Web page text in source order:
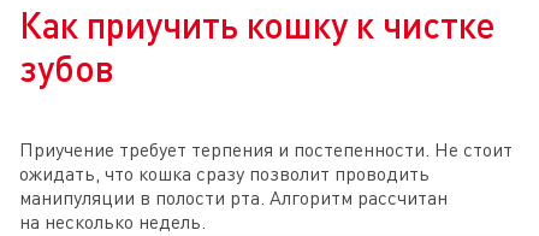
Как приучить кошку к чистке
зубов
Приучение требует терпения и постепенности. Не стоит
ожидать, что кошка сразу позволит проводить
манипуляции в полости рта. Алгоритм рассчитан
на несколько недель.